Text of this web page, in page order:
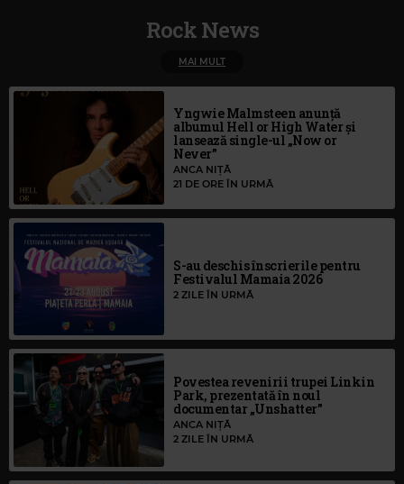
Rock News
MAI MULT
Yngwie Malmsteen anunță
albumul Hell or High Water și
lansează single-ul „Now or
Never”
ANCA NIȚĂ
21 DE ORE ÎN URMĂ
S-au deschis înscrierile pentru
Festivalul Mamaia 2026
2 ZILE ÎN URMĂ
Povestea revenirii trupei Linkin
Park, prezentată în noul
documentar „Unshatter”
ANCA NIȚĂ
2 ZILE ÎN URMĂ